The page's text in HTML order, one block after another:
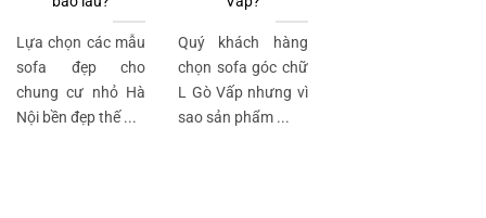
Lựa chọn các mẫu
sofa đẹp cho
chung cư nhỏ Hà
Nội bền đẹp thế ...
Quý khách hàng
chọn sofa góc chữ
L Gò Vấp nhưng vì
sao sản phẩm ...